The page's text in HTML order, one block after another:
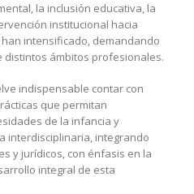
la inclusión educativa, la
institucional hacia
intensificado, demandando
ámbitos profesionales.
indispensable contar con
que permitan
de la infancia y
interdisciplinaria, integrando
y jurídicos, con énfasis en la
integral de esta